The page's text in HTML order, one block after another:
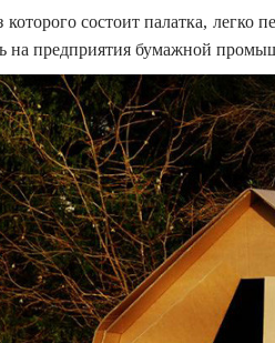
которого состоит палатка, легко
на предприятия бумажной